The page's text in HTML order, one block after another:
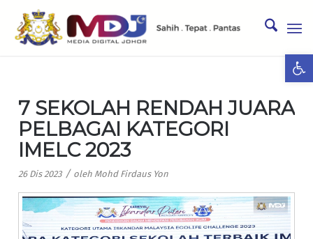
7 SEKOLAH RENDAH JUARA
PELBAGAI KATEGORI
IMELC 2023
26 Dis 2023 / oleh Mohd Firdaus Yon